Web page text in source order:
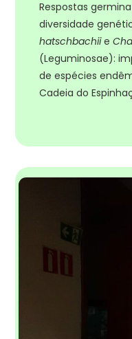
Respostas
diversidade
hatschbachiie
(Leguminosae):
de espécies
Cadeia do